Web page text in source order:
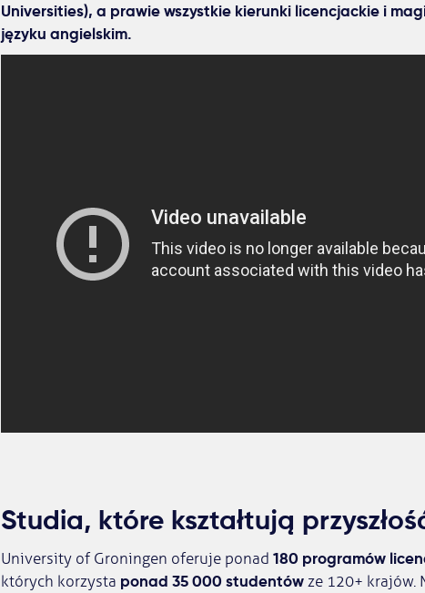
Universities), a prawie wszystkie kierunki licencjackie i
języku angielskim.
Studia, które kształtują
University of Groningen oferuje ponad180 programów
których korzysta ponad 35 000 studentówze 120+ krajów.